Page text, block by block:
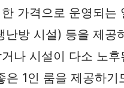
가격으로 운영되
방 시설) 등을 제
나 시설이 다소 노
은 1인 룸을 제공하기